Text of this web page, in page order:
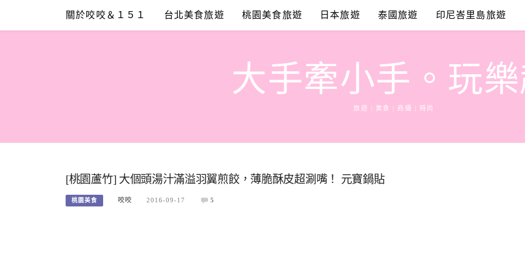
content
關於咬咬＆１５１ 台北美食旅遊 桃園美食旅遊 日本旅遊 泰國旅遊 印尼峇里島旅遊
大手牽小手。玩
旅遊 | 美食 | 商攝 | 時尚
[桃園蘆竹] 大個頭湯汁滿溢羽翼煎餃，薄脆酥皮超涮嘴！ 元寶鍋貼
桃園美食 咬咬 2016-09-17 5